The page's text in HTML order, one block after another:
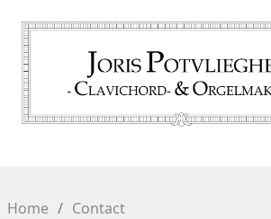
Home Contact